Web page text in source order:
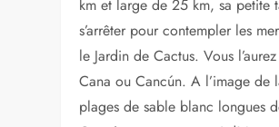
Le parc national de Timanfaya,
géologues qui y étudient le
recouvert de lave, que
S’agissant d’un espace
14 km permet d’apprécier les